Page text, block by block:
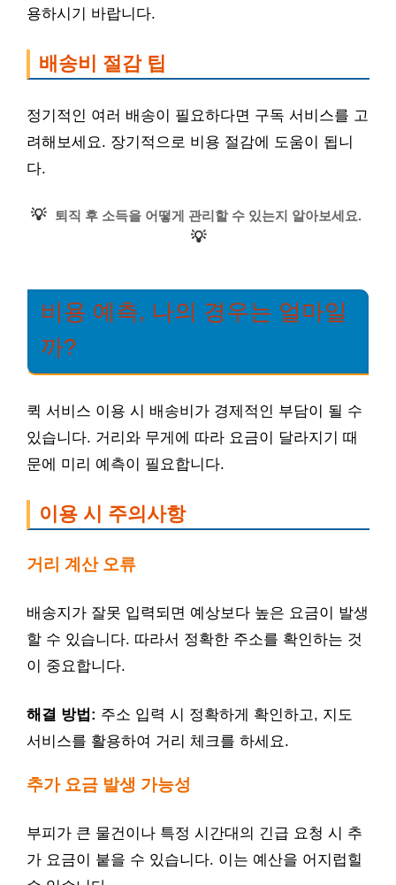
용하시기 바랍니다.
배송비 절감 팁
정기적인 여러 배송이 필요하다면 구독 서비스를 고
려해보세요. 장기적으로 비용 절감에 도움이 됩니
다.
💡 퇴직 후 소득을 어떻게 관리할 수 있는지 알아보세요.
💡
비용 예측, 나의 경우는 얼마일
까?
퀵 서비스 이용 시 배송비가 경제적인 부담이 될 수
있습니다. 거리와 무게에 따라 요금이 달라지기 때
문에 미리 예측이 필요합니다.
이용 시 주의사항
거리 계산 오류
배송지가 잘못 입력되면 예상보다 높은 요금이 발생
할 수 있습니다. 따라서 정확한 주소를 확인하는 것
이 중요합니다.
해결 방법: 주소 입력 시 정확하게 확인하고, 지도
서비스를 활용하여 거리 체크를 하세요.
추가 요금 발생 가능성
부피가 큰 물건이나 특정 시간대의 긴급 요청 시 추
가 요금이 붙을 수 있습니다. 이는 예산을 어지럽힐